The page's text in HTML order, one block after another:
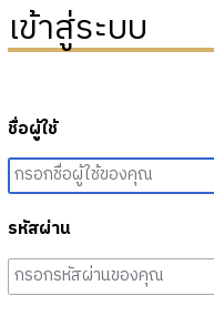
เข้าสู่ระบบ
ชื่อผู้ใช้
รหัสผ่าน